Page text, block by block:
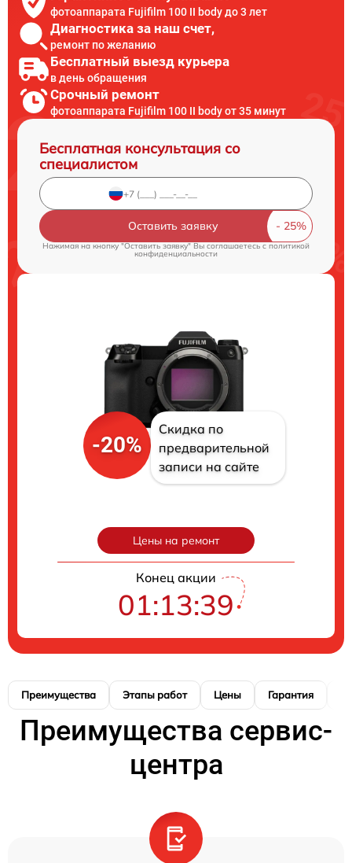
фотоаппарата Fujifilm 100 II body до 3 лет
Диагностика за наш счет,
ремонт по желанию
Бесплатный выезд курьера
в день обращения
Срочный ремонт
фотоаппарата Fujifilm 100 II body от 35 минут
Бесплатная консультация со
специалистом
Оставить заявку
Нажимая на кнопку "Оставить заявку" Вы соглашаетесь c политикой
конфиденциальности
-20%
Скидка по
предварительной
записи на сайте
Цены на ремонт
Конец акции
01:13:38
Преимущества Этапы работ Цены Гарантия
Преимущества сервис-
центра